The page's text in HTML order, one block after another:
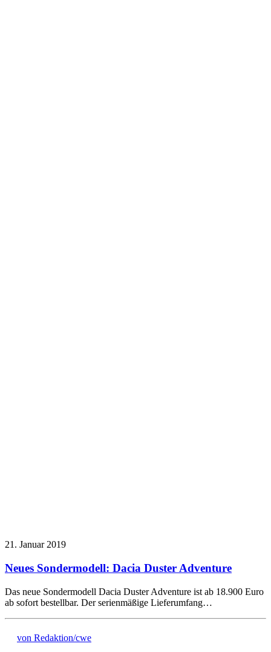
21. Januar 2019
Neues Sondermodell: Dacia Duster Adventure
Das neue Sondermodell Dacia Duster Adventure ist ab 18.900 Euro
ab sofort bestellbar. Der serienmäßige Lieferumfang…
von Redaktion/cwe